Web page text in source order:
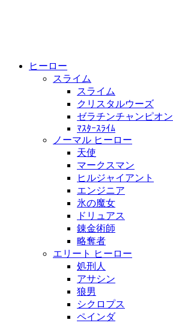
ヒーロー
スライム
スライム
クリスタルウーズ
ゼラチンチャンピオン
ﾏｽﾀｰｽﾗｲﾑ
ノーマル ヒーロー
天使
マークスマン
ヒルジャイアント
エンジニア
氷の魔女
ドリュアス
錬金術師
略奪者
エリート ヒーロー
処刑人
アサシン
狼男
シクロプス
ペインダ